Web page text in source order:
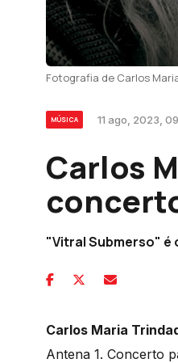
Fotografia de Carlos
MÚSICA 11 ago, 2023,
Carlos
"Vitral Submerso" é
Carlos Maria
Antena 1. Concerto